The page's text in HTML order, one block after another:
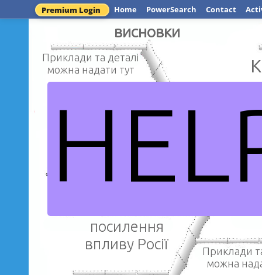
Premium Login Home PowerSearch Contact
висновки
Приклади та деталі
можна надати тут
можна
Приклади та деталі
посилення
впливу Росії
Приклади
можна